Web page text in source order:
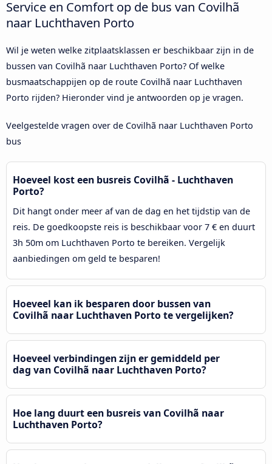
Service en Comfort op de bus van Covilhã
naar Luchthaven Porto
Wil je weten welke zitplaatsklassen er beschikbaar zijn in de
bussen van Covilhã naar Luchthaven Porto? Of welke
busmaatschappijen op de route Covilhã naar Luchthaven
Porto rijden? Hieronder vind je antwoorden op je vragen.
Veelgestelde vragen over de Covilhã naar Luchthaven Porto
bus
Hoeveel kost een busreis Covilhã - Luchthaven
Porto?
Dit hangt onder meer af van de dag en het tijdstip van de
reis. De goedkoopste reis is beschikbaar voor 7 € en duurt
3h 50m om Luchthaven Porto te bereiken. Vergelijk
aanbiedingen om geld te besparen!
Hoeveel kan ik besparen door bussen van
Covilhã naar Luchthaven Porto te vergelijken?
Hoeveel verbindingen zijn er gemiddeld per
dag van Covilhã naar Luchthaven Porto?
Hoe lang duurt een busreis van Covilhã naar
Luchthaven Porto?